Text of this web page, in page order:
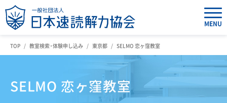
MENU
TOP 教室検索・体験申し込み 東京都 SELMO 恋ヶ窪教室
SELMO 恋ヶ窪教室